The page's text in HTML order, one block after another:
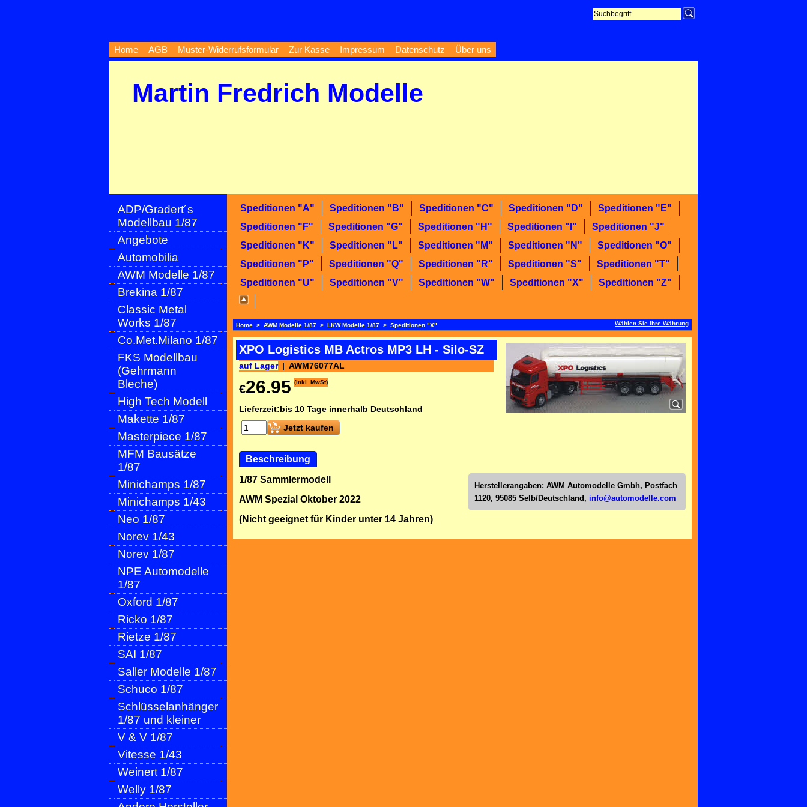
Martin Fredrich Modelle
Home AGB Muster-Widerrufsformular Zur Kasse Impressum Datenschutz Über uns
ADP/Gradert´s
Modellbau 1/87
Angebote
Automobilia
AWM Modelle 1/87
Brekina 1/87
Classic Metal
Works 1/87
Co.Met.Milano 1/87
FKS Modellbau
(Gehrmann
Bleche)
High Tech Modell
Makette 1/87
Masterpiece 1/87
MFM Bausätze
1/87
Minichamps 1/87
Minichamps 1/43
Neo 1/87
Norev 1/43
Norev 1/87
NPE Automodelle
1/87
Oxford 1/87
Ricko 1/87
Rietze 1/87
SAI 1/87
Saller Modelle 1/87
Schuco 1/87
Schlüsselanhänger
1/87 und kleiner
V & V 1/87
Vitesse 1/43
Weinert 1/87
Welly 1/87
Speditionen "A" Speditionen "B" Speditionen "C" Speditionen "D"
Speditionen "E"
Speditionen "F"
Speditionen "G" Speditionen "H" Speditionen "I"
Speditionen "J"
Speditionen "K"
Speditionen "L" Speditionen "M" Speditionen "N"
Speditionen "O"
Speditionen "P"
Speditionen "Q" Speditionen "R" Speditionen "S"
Speditionen "T"
Speditionen "U"
Speditionen "V" Speditionen "W" Speditionen "X" Speditionen "Z"
Home > AWM Modelle 1/87 > LKW Modelle 1/87 > Speditionen "X" Wählen Sie Ihre Währung
XPO Logistics MB Actros MP3 LH - Silo-SZ
auf Lager AWM76077AL
€26.95 (inkl. MwSt)
Lieferzeit:bis 10 Tage innerhalb Deutschland
Jetzt kaufen
Beschreibung
Herstellerangaben: AWM Automodelle Gmbh, Postfach
1120, 95085 Selb/Deutschl and, info@automodelle.com
1/87 Sammlermodell
AWM Spezial Oktober 2022
(Nicht geeignet für Kinder unter 14 Jahren)